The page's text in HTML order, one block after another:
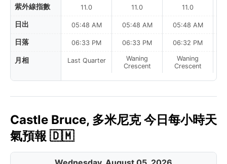
紫外線指數
日出
日落
月相
11.0
05:48 AM
06:33 PM
Last Quarter
11.0
05:48 AM
06:33 PM
Waning
Crescent
11.0
05:48 AM
06:32 PM
Waning
Crescent
Castle Bruce, 多米尼克 今日每小時天
氣預報 🇩🇲